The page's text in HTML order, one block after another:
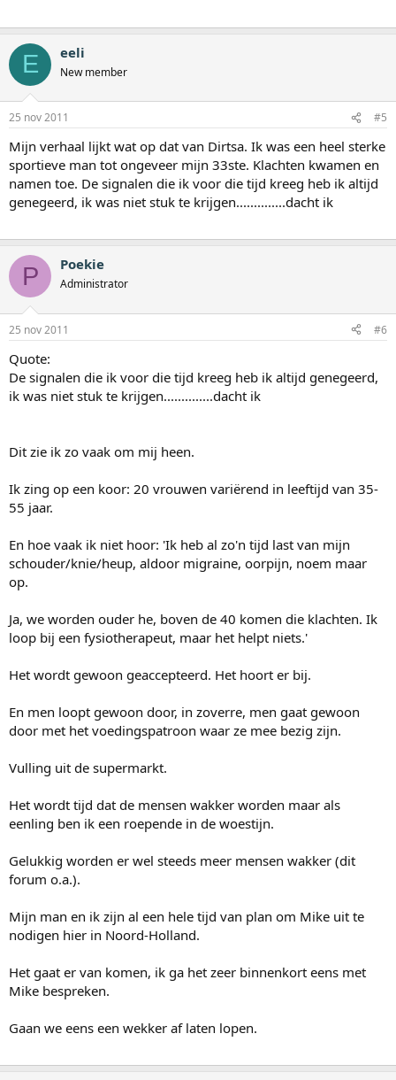
E eeli
New member
25 nov 2011 #5
Mijn verhaal lijkt wat op dat van Dirtsa. Ik was een heel sterke
sportieve man tot ongeveer mijn 33ste. Klachten kwamen en
namen toe. De signalen die ik voor die tijd kreeg heb ik altijd
genegeerd, ik was niet stuk te krijgen..............dacht ik
P Poekie
Administrator
25 nov 2011 #6
Quote:
De signalen die ik voor die tijd kreeg heb ik altijd genegeerd,
ik was niet stuk te krijgen..............dacht ik
Dit zie ik zo vaak om mij heen.
Ik zing op een koor: 20 vrouwen variërend in leeftijd van 35-
55 jaar.
En hoe vaak ik niet hoor: 'Ik heb al zo'n tijd last van mijn
schouder/knie/heup, aldoor migraine, oorpijn, noem maar
op.
Ja, we worden ouder he, boven de 40 komen die klachten. Ik
loop bij een fysiotherapeut, maar het helpt niets.'
Het wordt gewoon geaccepteerd. Het hoort er bij.
En men loopt gewoon door, in zoverre, men gaat gewoon
door met het voedingspatroon waar ze mee bezig zijn.
Vulling uit de supermarkt.
Het wordt tijd dat de mensen wakker worden maar als
eenling ben ik een roepende in de woestijn.
Gelukkig worden er wel steeds meer mensen wakker (dit
forum o.a.).
Mijn man en ik zijn al een hele tijd van plan om Mike uit te
nodigen hier in Noord-Holland.
Het gaat er van komen, ik ga het zeer binnenkort eens met
Mike bespreken.
Gaan we eens een wekker af laten lopen.